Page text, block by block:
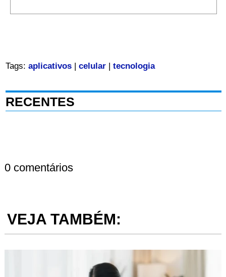
Tags: aplicativos| celular| tecnologia
RECENTES
0 comentários
VEJA TAMBÉM: